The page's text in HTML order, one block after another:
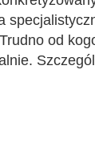
od